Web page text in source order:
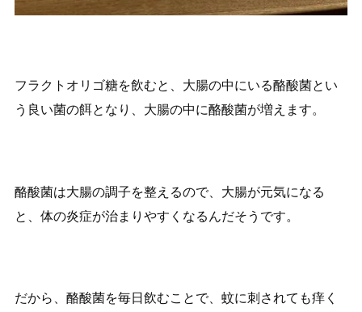
フラクトオリゴ糖を飲むと、大腸の中にいる酪酸菌とい
う良い菌の餌となり、大腸の中に酪酸菌が増えます。
酪酸菌は大腸の調子を整えるので、大腸が元気になる
と、体の炎症が治まりやすくなるんだそうです。
だから、酪酸菌を毎日飲むことで、蚊に刺されても痒く